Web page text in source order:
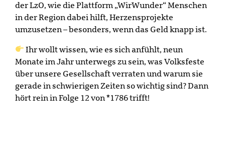
der LzO, wie die Plattform „WirWunder“ Menschen
in der Region dabei hilft, Herzensprojekte
umzusetzen – besonders, wenn das Geld knapp ist.
Ihr wollt wissen, wie es sich anfühlt, neun
Monate im Jahr unterwegs zu sein, was Volksfeste
über unsere Gesellschaft verraten und warum sie
gerade in schwierigen Zeiten so wichtig sind? Dann
hört rein in Folge 12 von *1786 trifft!